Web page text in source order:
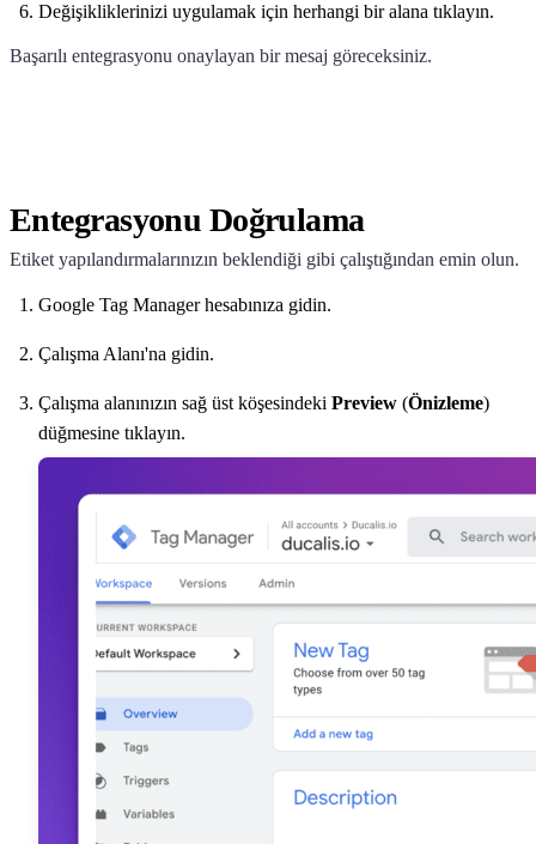
Değişikliklerinizi uygulamak için herhangi bir alana tıklayın.
Başarılı entegrasyonu onaylayan bir mesaj göreceksiniz.
Entegrasyonu Doğrulama
Etiket yapılandırmalarınızın beklendiği gibi çalıştığından emin olun.
Google Tag Manager hesabınıza gidin.
Çalışma Alanı'na gidin.
Çalışma alanınızın sağ üst köşesindeki Preview (Önizleme)
düğmesine tıklayın.